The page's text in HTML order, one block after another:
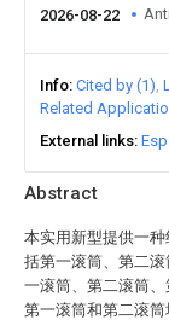
Abstract
本实用新型提供一
括第一滚筒、第二
一滚筒、第二滚筒
第一滚筒和第二滚
2026-08-22
Info Cited by (1)
Related
External links